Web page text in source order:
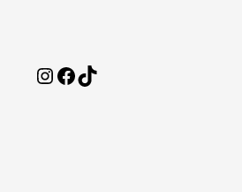
InstagramFacebook TikTok